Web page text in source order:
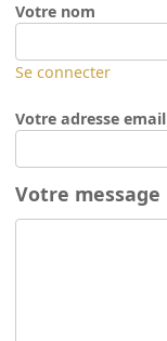
Votre nom
Se connecter
Votre adresse email
Votre message